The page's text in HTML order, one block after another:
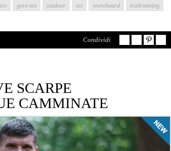
gore-tex outdoor sci snowboard trailrunning
Condividi
SCARPE
CAMMINATE